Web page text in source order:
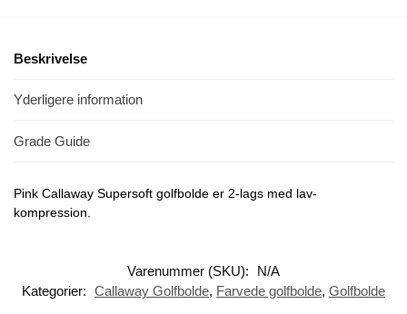
Beskrivelse
Yderligere information
Grade Guide
Pink Callaway Supersoft golfbolde er 2-lags med lav-
kompression.
Varenummer (SKU):
N/A
Kategorier: Callaway Golfbolde, Farvede golfbolde, Golfbolde